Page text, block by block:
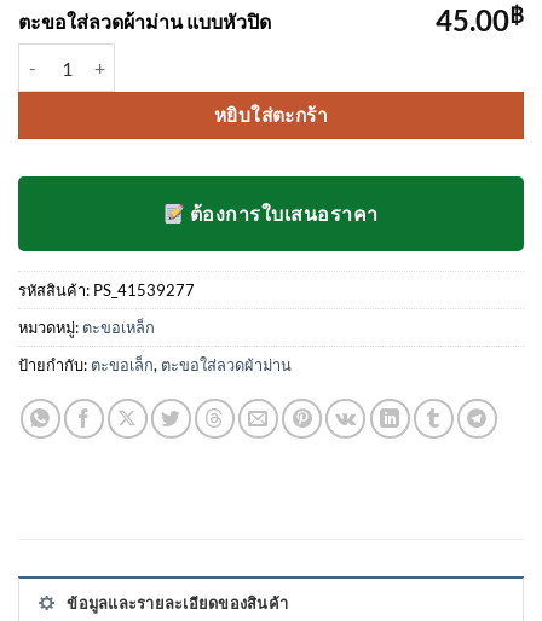
ตะขอใส่ลวดผ้าม่าน แบบหัวปิด 45.00฿
หยิบใส่ตะกร้า
ต้องการใบเสนอราคา
รหัสสินค้า: PS_41539277
หมวดหมู่: ตะขอเหล็ก
ป้ายกำกับ: ตะขอเล็ก, ตะขอใส่ลวดผ้าม่าน
ข้อมูลและรายละเอียดของสินค้า